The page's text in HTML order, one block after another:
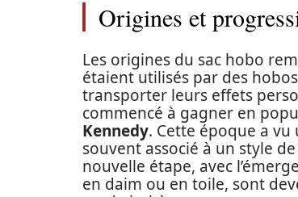
Origines et
Les origines du sac hobo
étaient utilisés par des
transporter leurs effets
commencé à gagner en
Kennedy. Cette époque a vu
souvent associé à un style
nouvelle étape, avec
en daim ou en toile, sont